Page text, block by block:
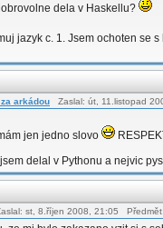
dela v Haskellu?
jazyk c. 1. Jsem ochoten se
arkádou Zaslal: út, 11.listopad
jen jedno slovo
delal v Pythonu a nejvic
st, 8.říjen 2008, 21:05